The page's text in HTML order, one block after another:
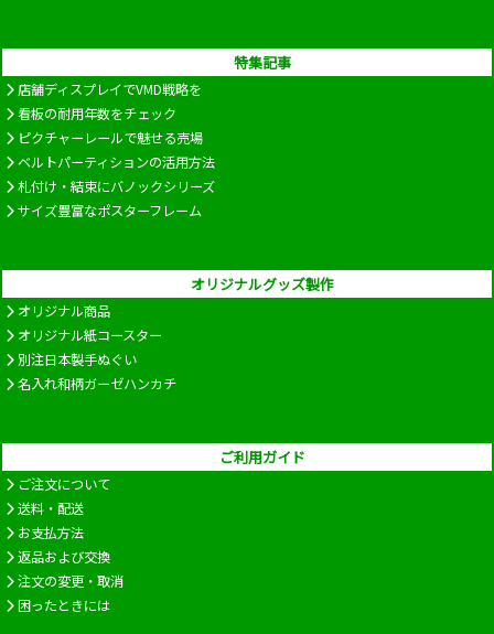
特集記事
店舗ディスプレイでVMD戦略を
看板の耐用年数をチェック
ピクチャーレールで魅せる売場
ベルトパーティションの活用方法
札付け・結束にバノックシリーズ
サイズ豊富なポスターフレーム
オリジナルグッズ製作
オリジナル商品
オリジナル紙コースター
別注日本製手ぬぐい
名入れ和柄ガーゼハンカチ
ご利用ガイド
ご注文について
送料・配送
お支払方法
返品および交換
注文の変更・取消
困ったときには